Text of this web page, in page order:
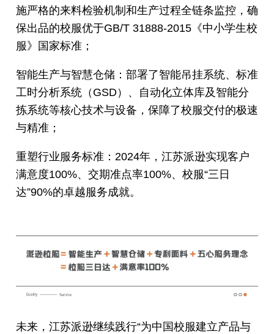
施严格的来料检验机制和生产过程全链条监控，确
保出品的校服优于GB/T 31888-2015《中小学生校
服》国家标准；
智能生产与智慧仓储：部署了智能吊挂系统、标准
工时分析系统（GSD）、自动化立体库及智能分
拣系统等核心技术与设备，保障了校服交付的极速
与精准；
重塑行业服务标准：2024年，江苏派逊实现客户
满意度100%、交期准点率100%、校服“三日
达”90%的卓越服务成就。
未来，江苏派逊继续践行“为中国校服建立产品与